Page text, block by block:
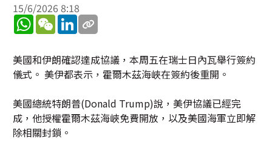
15/6/2026 8:18
WhatsApp
WeChatLinkedIn
美國和伊朗確認達成協議，本周五在瑞士日內瓦舉行簽約
儀式。 美伊都表示，霍爾木茲海峽在簽約後重開。
美國總統特朗普(Donald Trump)說，美伊協議已經完
成，他授權霍爾木茲海峽免費開放，以及美國海軍立即解
除相關封鎖。